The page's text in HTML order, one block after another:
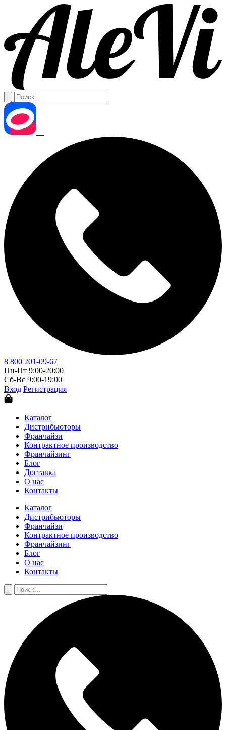
8 800 201-09-67
Пн-Пт 9:00-20:00
Сб-Вс 9:00-19:00
Вход Регистрация
Каталог
Дистрибьюторы
Франчайзи
Контрактное производство
Франчайзинг
Блог
Доставка
О нас
Контакты
Каталог
Дистрибьюторы
Франчайзи
Контрактное производство
Франчайзинг
Блог
О нас
Контакты